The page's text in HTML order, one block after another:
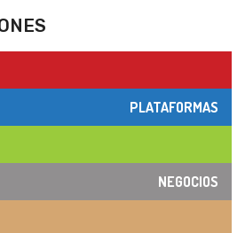
PLATAFORMAS
NEGOCIOS